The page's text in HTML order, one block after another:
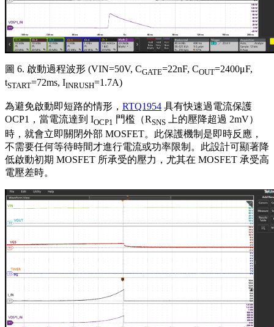
圖 6. 啟動過程波形 (VIN=50V, CGATE=22nF, COUT=2400μF,
tSTART=72ms, IINRUSH=1.7A)
為避免啟動即短路的情形， RTQ1954 具有快速過電流保護
OCP1，當電流達到 IOCP1 門檻（RSNS 上的壓降超過 2mV）
時，就會立即關閉外部 MOSFET。此保護機制是即時反應，
不需要任何等待時間才進行電流或功率限制。此設計可顯著降
低啟動初期 MOSFET 所承受的壓力，尤其在 MOSFET 承受高
電壓差時。